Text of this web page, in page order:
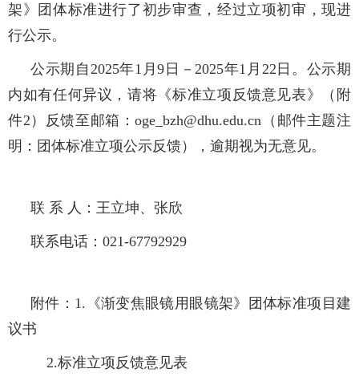
架》团体标准进行了初步审查，经过立项初审，现进
行公示。
公示期自2025年1月9日－2025年1月22日。公示期
内如有任何异议，请将《标准立项反馈意见表》（附
件2）反馈至邮箱：oge_bzh@dhu.edu.cn（邮件主题注
明：团体标准立项公示反馈），逾期视为无意见。
联 系 人：王立坤、张欣
联系电话：021-67792929
附件：1.《渐变焦眼镜用眼镜架》团体标准项目建
议书
2.标准立项反馈意见表